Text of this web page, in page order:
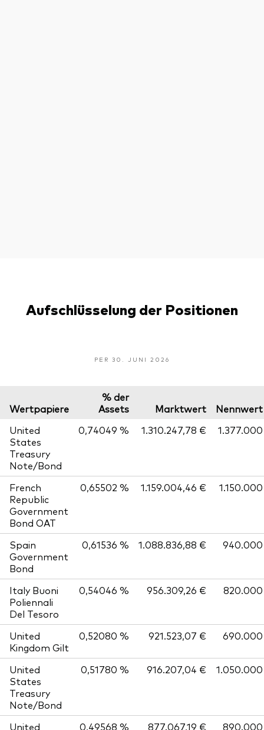
Aufschlüsselung der Positionen
PER 30. JUNI 2026
Wertpapiere
% der
Assets
Marktwert
Nennwert
United
States
Treasury
Note/Bond
0,74049 % 1.310.247,78 € 1.377.000
French
Republic
Government
Bond OAT
0,65502 % 1.159.004,46 € 1.150.000
Spain
Government
Bond
0,61536 % 1.088.836,88 € 940.000
Italy Buoni
Poliennali
Del Tesoro
0,54046 % 956.309,26 € 820.000
United
Kingdom Gilt
0,52080 % 921.523,07 € 690.000
United
States
Treasury
Note/Bond
0,51780 % 916.207,04 € 1.050.000
United
0,49568 % 877.067,19 € 890.000